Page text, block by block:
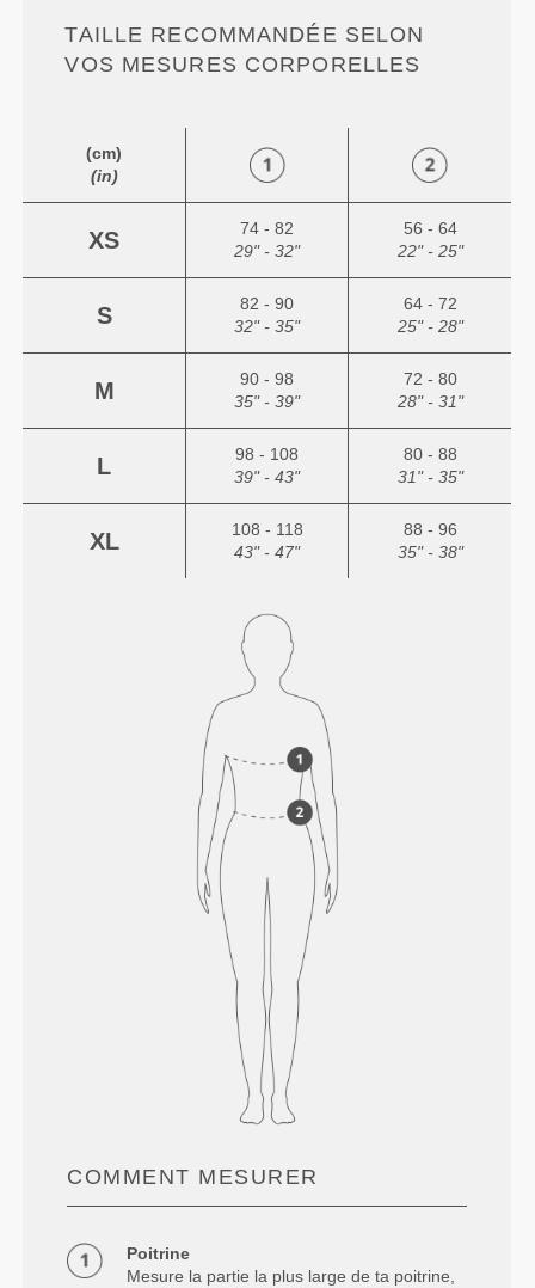
TAILLE RECOMMANDÉE SELON
VOS MESURES CORPORELLES
(cm)
(in)
XS
74 - 82
29" - 32"
56 - 64
22" - 25"
S
82 - 90
32" - 35"
64 - 72
25" - 28"
M
90 - 98
35" - 39"
72 - 80
28" - 31"
L
98 - 108
39" - 43"
80 - 88
31" - 35"
XL
108 - 118
43" - 47"
88 - 96
35" - 38"
COMMENT MESURER
Poitrine
Mesure la partie la plus large de ta poitrine,